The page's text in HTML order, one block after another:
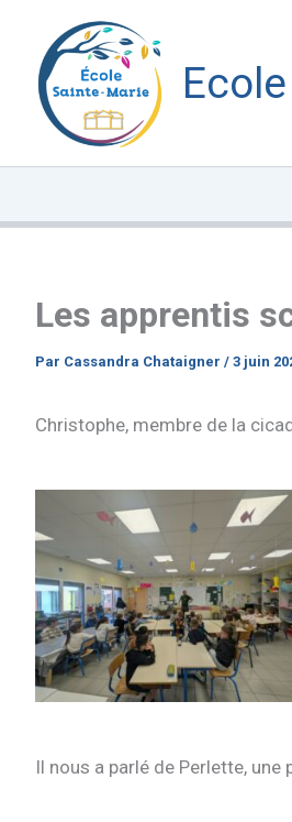
contenu
Les apprentis
Par Cassandra Chataigner / 3 juin
Christophe, membre de la
Il nous a parlé de Perlette, une